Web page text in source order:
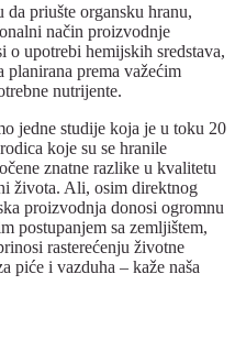
priušte organsku hranu,
način proizvodnje
upotrebi hemijskih sredstava,
prema važećim
nutrijente.
jedne studije koja je u toku 20
koje su se hranile
znatne razlike u kvalitetu
života. Ali, osim direktnog
proizvodnja donosi ogromnu
postupanjem sa zemljištem,
rasterećenju životne
piće i vazduha – kaže naša